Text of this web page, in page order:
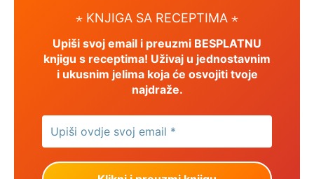
⋆ KNJIGA SA RECEPTIMA ⋆
Upiši svoj email i preuzmi BESPLATNU
knjigu s receptima! Uživaj u jednostavnim
i ukusnim jelima koja će osvojiti tvoje
najdraže.